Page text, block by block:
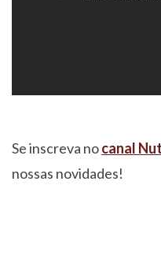
Se inscreva nocanal
nossas novidades!